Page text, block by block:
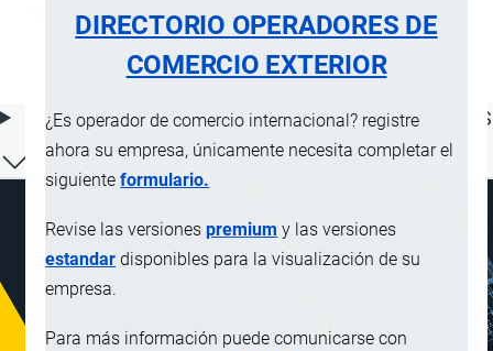
DIRECTORIO OPERADORES DE
COMERCIO EXTERIOR
¿Es operador de comercio internacional? registre
ahora su empresa, únicamente necesita completar el
siguienteformulario.
Revise las versionespremium y las versiones
estandar disponibles para la visualización de su
empresa.
Para más información puede comunicarse con
72.27 Alambrón de los demás aceros
aleados
ÍNDICE DE CONTENIDOS